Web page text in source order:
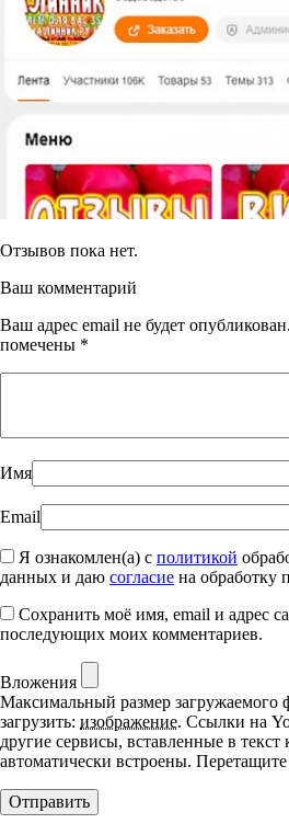
Отзывов пока нет.
Ваш комментарий
Ваш адрес email не будет опубликован.
помечены *
Имя
Email
Я ознакомлен(а) с политикой
данных и даю согласие на обработку
Сохранить моё имя, email и адрес
последующих моих комментариев.
Вложения
Максимальный размер загружаемого
загрузить: изображение. Ссылки на
другие сервисы, вставленные в текст
автоматически встроены.